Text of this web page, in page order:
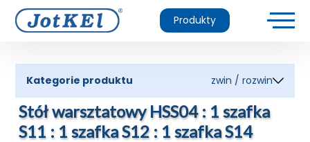
Produkty
Kategorie produktu zwin / rozwin
Stół warsztatowy HSS04 : 1 szafka
S11 : 1 szafka S12 : 1 szafka S14